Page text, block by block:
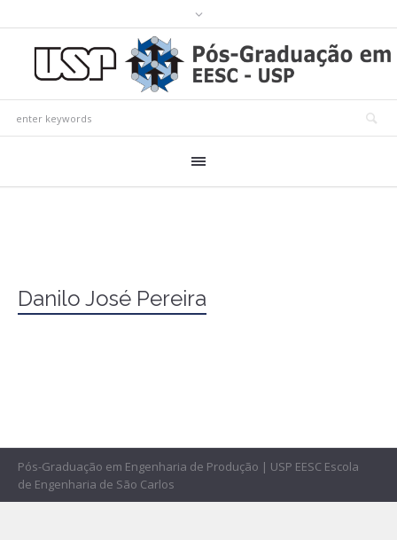
Danilo José Pereira
Pós-Graduação em Engenharia de Produção | USP EESC Escola
de Engenharia de São Carlos